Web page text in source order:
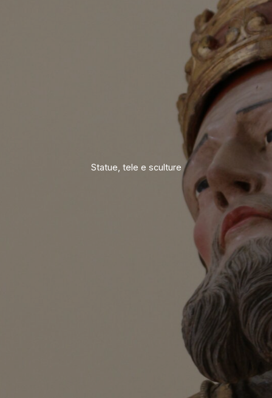
Statue, tele e sculture